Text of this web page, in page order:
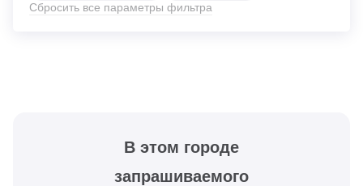
Сбросить все параметры фильтра
В этом городе
запрашиваемого